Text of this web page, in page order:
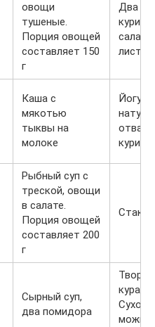
овощи
тушеные.
Порция овощей
составляет 150
г
Два
Каша с
мякотью
тыквы на
молоке
Йогурт
Рыбный суп с
треской, овощи
в салате.
Порция овощей
составляет 200
г
Сырный суп,
два помидора
Творог
можно